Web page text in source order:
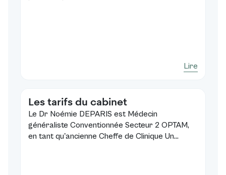
Lire
Les tarifs du cabinet
Le Dr Noémie DEPARIS est Médecin
généraliste Conventionnée Secteur 2 OPTAM,
en tant qu'ancienne Cheffe de Clinique Un...